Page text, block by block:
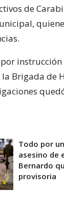
de
instrucción
la Brigada de
Todo por
asesino de
Bernardo
provisoria